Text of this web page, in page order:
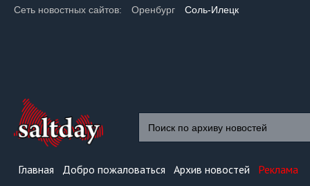
Сеть новостных сайтов: Оренбург Соль-Илецк
Главная Добро пожаловаться Архив новостей
Реклама